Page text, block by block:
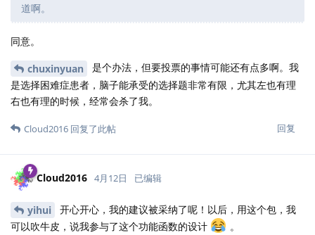
道啊。
同意。
chuxinyuan
是个办法，但要投票的事情可能还有点多啊。我
是选择困难症患者，脑子能承受的选择题非常有限，尤其左也有理
右也有理的时候，经常会杀了我。
回复
Cloud2016 回复了此帖
Cloud2016 4月12日 已编辑
yihui
开心开心，我的建议被采纳了呢！以后，用这个包，我
可以吹牛皮，说我参与了这个功能函数的设计
。